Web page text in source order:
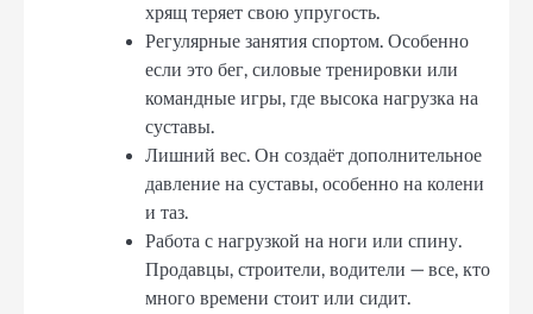
хрящ теряет свою упругость.
Регулярные занятия спортом. Особенно
если это бег, силовые тренировки или
командные игры, где высока нагрузка на
суставы.
Лишний вес. Он создаёт дополнительное
давление на суставы, особенно на колени
и таз.
Работа с нагрузкой на ноги или спину.
Продавцы, строители, водители — все, кто
много времени стоит или сидит.